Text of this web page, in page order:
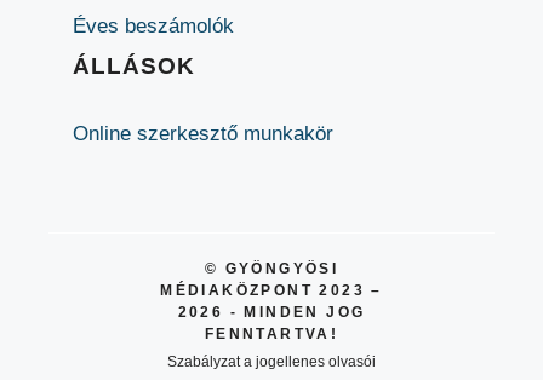
Éves beszámolók
ÁLLÁSOK
Online szerkesztő munkakör
© GYÖNGYÖSI
MÉDIAKÖZPONT 2023 –
2026 - MINDEN JOG
FENNTARTVA!
Szabályzat a jogellenes olvasói